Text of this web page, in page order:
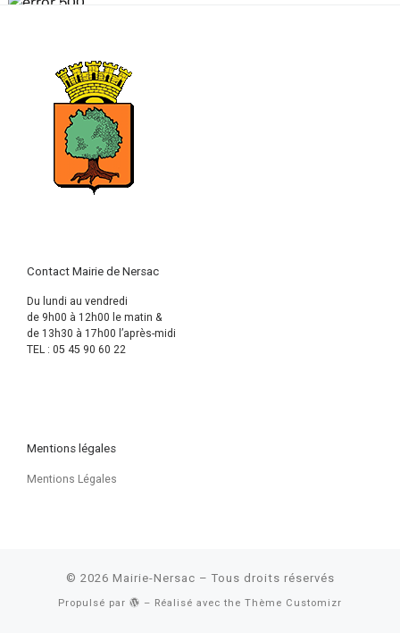
Contact Mairie de Nersac
Du lundi au vendredi
de 9h00 à 12h00 le matin &
de 13h30 à 17h00 l’après-midi
TEL : 05 45 90 60 22
Mentions légales
Mentions Légales
© 2026 Mairie-Nersac – Tous droits réservés
Propulsé par – Réalisé avec the Thème Customizr